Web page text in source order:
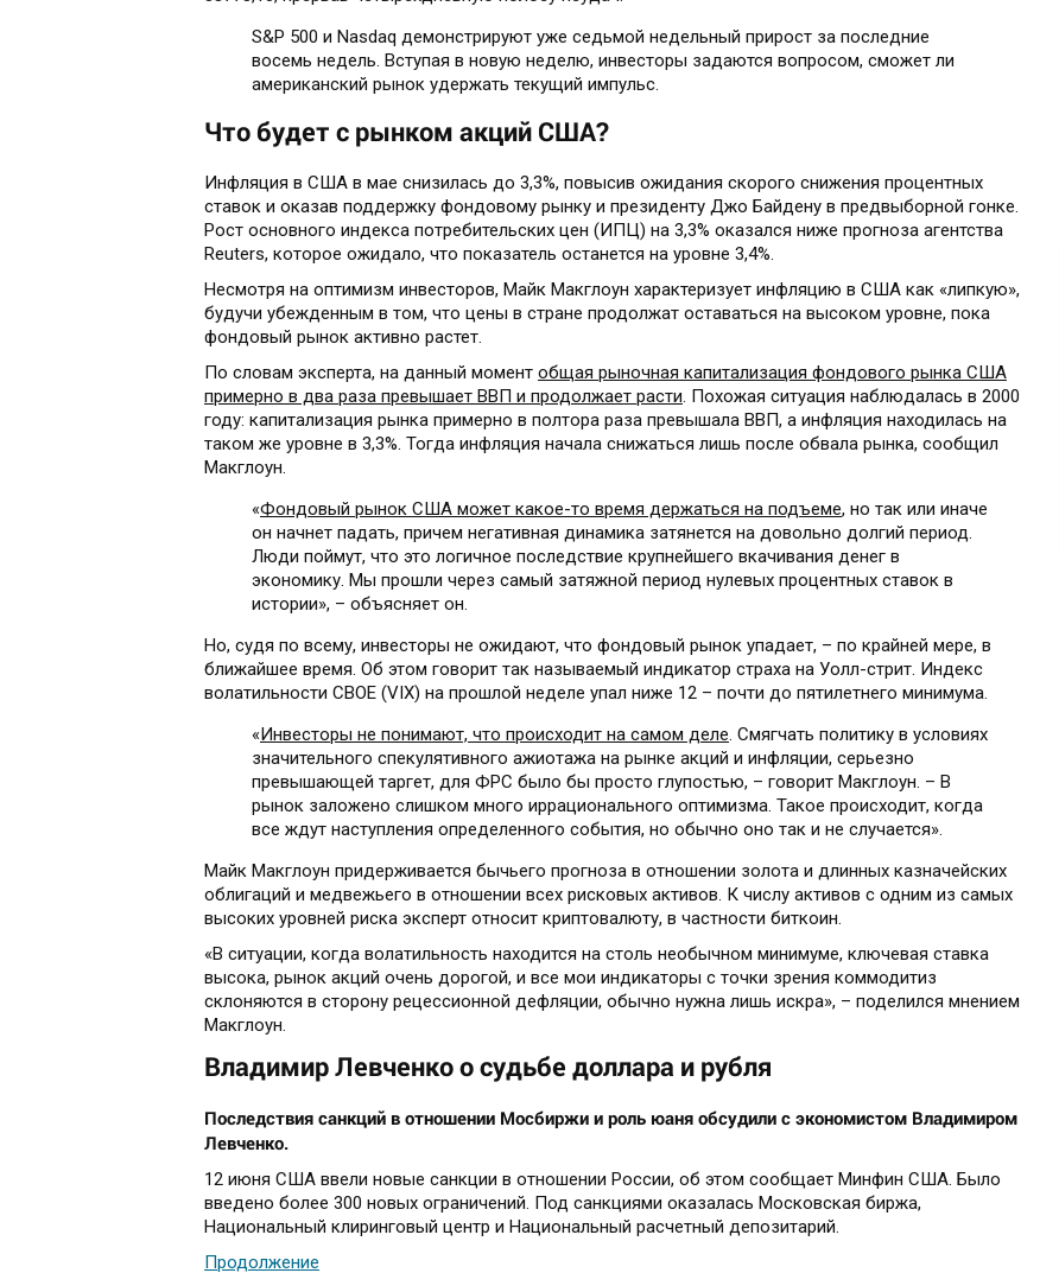
S&P 500 и Nasdaq демонстрируют уже седьмой недельный прирост за последние
восемь недель. Вступая в новую неделю, инвесторы задаются вопросом, сможет ли
американский рынок удержать текущий импульс.
Что будет с рынком акций США?
Инфляция в США в мае снизилась до 3,3%, повысив ожидания скорого снижения процентных
ставок и оказав поддержку фондовому рынку и президенту Джо Байдену в предвыборной гонке.
Рост основного индекса потребительских цен (ИПЦ) на 3,3% оказался ниже прогноза агентства
Reuters, которое ожидало, что показатель останется на уровне 3,4%.
Несмотря на оптимизм инвесторов, Майк Макглоун характеризует инфляцию в США как «липкую»,
будучи убежденным в том, что цены в стране продолжат оставаться на высоком уровне, пока
фондовый рынок активно растет.
По словам эксперта, на данный момент общая рыночная капитализация фондового рынка США
примерно в два раза превышает ВВП и продолжает расти. Похожая ситуация наблюдалась в 2000
году: капитализация рынка примерно в полтора раза превышала ВВП, а инфляция находилась на
таком же уровне в 3,3%. Тогда инфляция начала снижаться лишь после обвала рынка, сообщил
Макглоун.
«Фондовый рынок США может какое-то время держаться на подъеме, но так или иначе
он начнет падать, причем негативная динамика затянется на довольно долгий период.
Люди поймут, что это логичное последствие крупнейшего вкачивания денег в
экономику. Мы прошли через самый затяжной период нулевых процентных ставок в
истории», – объясняет он.
Но, судя по всему, инвесторы не ожидают, что фондовый рынок упадает, – по крайней мере, в
ближайшее время. Об этом говорит так называемый индикатор страха на Уолл-стрит. Индекс
волатильности CBOE (VIX) на прошлой неделе упал ниже 12 – почти до пятилетнего минимума.
«Инвесторы не понимают, что происходит на самом деле. Смягчать политику в условиях
значительного спекулятивного ажиотажа на рынке акций и инфляции, серьезно
превышающей таргет, для ФРС было бы просто глупостью, – говорит Макглоун. – В
рынок заложено слишком много иррационального оптимизма. Такое происходит, когда
все ждут наступления определенного события, но обычно оно так и не случается».
Майк Макглоун придерживается бычьего прогноза в отношении золота и длинных казначейских
облигаций и медвежьего в отношении всех рисковых активов. К числу активов с одним из самых
высоких уровней риска эксперт относит криптовалюту, в частности биткоин.
«В ситуации, когда волатильность находится на столь необычном минимуме, ключевая ставка
высока, рынок акций очень дорогой, и все мои индикаторы с точки зрения коммодитиз
склоняются в сторону рецессионной дефляции, обычно нужна лишь искра», – поделился мнением
Макглоун.
Владимир Левченко о судьбе доллара и рубля
Последствия санкций в отношении Мосбиржи и роль юаня обсудили с экономистом Владимиром
Левченко.
12 июня США ввели новые санкции в отношении России, об этом сообщает Минфин США. Было
введено более 300 новых ограничений. Под санкциями оказалась Московская биржа,
Национальный клиринговый центр и Национальный расчетный депозитарий.
Продолжение